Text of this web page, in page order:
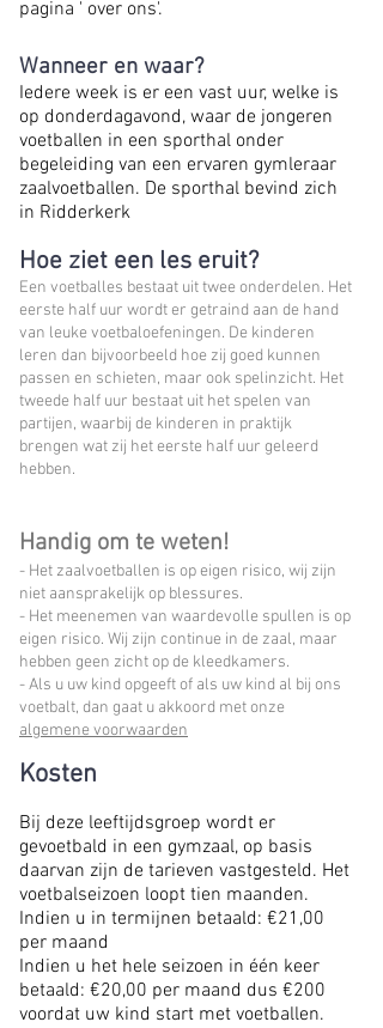
pagina ' over ons'.
Wanneer en waar?
Iedere week is er een vast uur, welke is
op donderdagavond, waar de jongeren
voetballen in een sporthal onder
begeleiding van een ervaren gymleraar
zaalvoetballen. De sporthal bevind zich
in Ridderkerk
Hoe ziet een les eruit?
Een voetballes bestaat uit twee onderdelen. Het
eerste half uur wordt er getraind aan de hand
van leuke voetbaloefeningen. De kinderen
leren dan bijvoorbeeld hoe zij goed kunnen
passen en schieten, maar ook spelinzicht. Het
tweede half uur bestaat uit het spelen van
partijen, waarbij de kinderen in praktijk
brengen wat zij het eerste half uur geleerd
hebben.
Handig om te weten!
- Het zaalvoetballen is op eigen risico, wij zijn
niet aansprakelijk op blessures.
- Het meenemen van waardevolle spullen is op
eigen risico. Wij zijn continue in de zaal, maar
hebben geen zicht op de kleedkamers.
- Als u uw kind opgeeft of als uw kind al bij ons
voetbalt, dan gaat u akkoord met onze
algemene voorwaarden
Kosten
Bij deze leeftijdsgroep wordt er
gevoetbald in een gymzaal, op basis
daarvan zijn de tarieven vastgesteld. Het
voetbalseizoen loopt tien maanden.
Indien u in termijnen betaald: €21,00
per maand
Indien u het hele seizoen in één keer
betaald: €20,00 per maand dus €200
voordat uw kind start met voetballen.